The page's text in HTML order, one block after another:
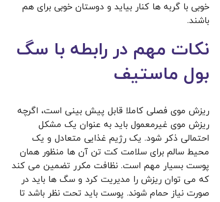
خوبی با گربه ها کنار بیاید و دوستان خوبی برای هم
باشند.
نکات مهم در رابطه با سگ
بول ماستیف
ریزش موی فصلی کاملا قابل پیش بینی است، اگرچه
ریزش موی غیرمعمول باید به عنوان یک مشکل
احتمالی ذکر شود. یک رژیم غذایی متعادل و یک
محیط سالم برای سلامت کت تن آن ها منظور همان
پوست بسیار مهم است. نظافت مکرر تضمین می کند
که می توان ریزش را مدیریت کرد و سگ ها باید در
صورت نیاز حمام شوند. پوست باید تحت نظر باشد تا